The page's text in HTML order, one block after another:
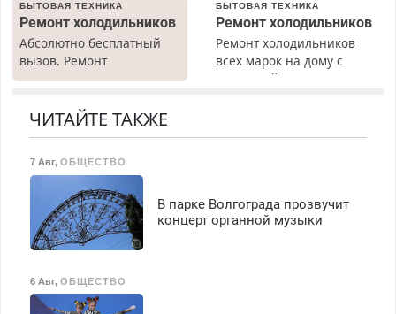
Ежемесячно
выплачивается денежная
премия. Возможно
бесплатное обучение,
безопасности с з/п до
БЫТОВАЯ ТЕХНИКА
Ремонт холодильников
Абсолютно бесплатный
вызов. Ремонт
холодильников всех
гарантией. Все р-ны.
40%. Мастер со стажем.
БЫТОВАЯ ТЕХНИКА
Ремонт холодильников
Ремонт холодильников
всех марок на дому с
гарантией. Замена
ЧИТАЙТЕ ТАКЖЕ
7 Авг, ОБЩЕСТВО
В парке Волгограда прозвучит
концерт органной музыки
6 Авг, ОБЩЕСТВО